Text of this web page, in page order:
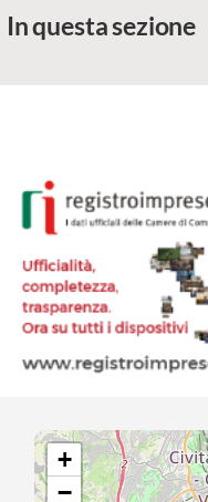
In questa sezione
+
−